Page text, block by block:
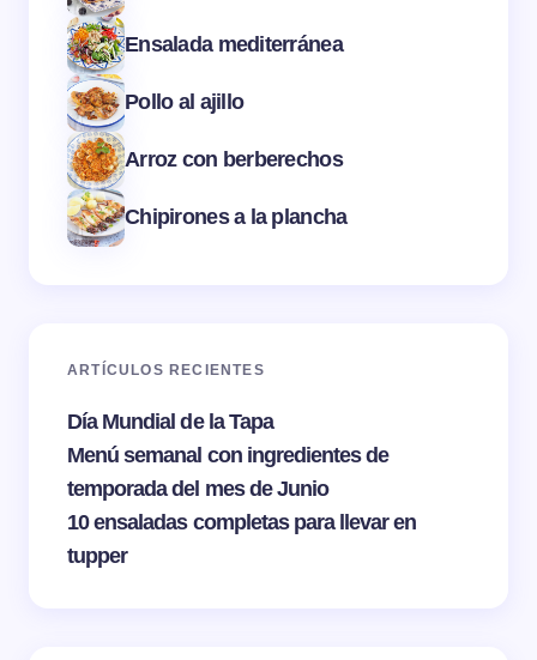
Ensalada mediterránea
Pollo al ajillo
Arroz con berberechos
Chipirones a la plancha
ARTÍCULOS RECIENTES
Día Mundial de la Tapa
Menú semanal con ingredientes de
temporada del mes de Junio
10 ensaladas completas para llevar en
tupper